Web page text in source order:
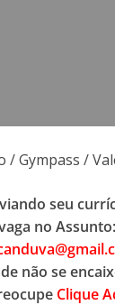
/ Gympass /
seu
no Assunto:
não se
Clique